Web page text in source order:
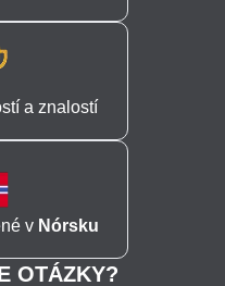
a znalostí
v Nórsku
OTÁZKY?